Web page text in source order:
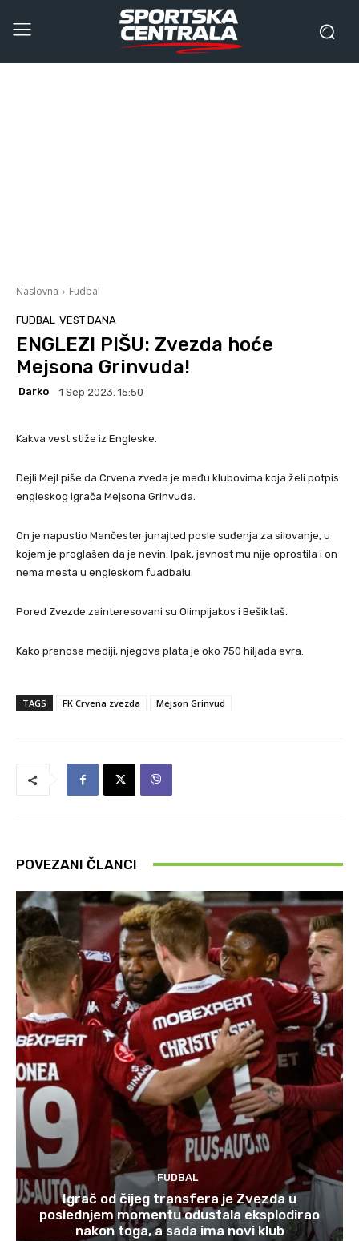
Naslovna Fudbal
FUDBAL VEST DANA
ENGLEZI PIŠU: Zvezda hoće
Mejsona Grinvuda!
Darko 1 Sep 2023. 15:50
Kakva vest stiže iz Engleske.
Dejli Mejl piše da Crvena zveda je među klubovima koja želi potpis
engleskog igrača Mejsona Grinvuda.
On je napustio Mančester junajted posle suđenja za silovanje, u
kojem je proglašen da je nevin. Ipak, javnost mu nije oprostila i on
nema mesta u engleskom fuadbalu.
Pored Zvezde zainteresovani su Olimpijakos i Bešiktaš.
Kako prenose mediji, njegova plata je oko 750 hiljada evra.
TAGS FK Crvena zvezda Mejson Grinvud
POVEZANI ČLANCI
FUDBAL
Igrač od čijeg transfera je Zvezda u
poslednjem momentu odustala eksplodirao
nakon toga, a sada ima novi klub